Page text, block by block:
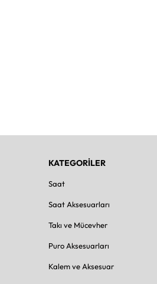
KATEGORİLER
Saat
Saat Aksesuarları
Takı ve Mücevher
Puro Aksesuarları
Kalem ve Aksesuar